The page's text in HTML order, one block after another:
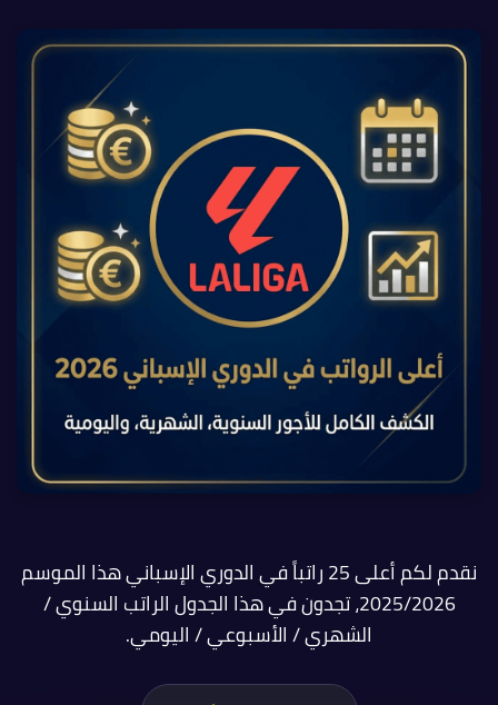
نقدم لكم أعلى 25 راتباً في الدوري الإسباني هذا الموسم
2025/2026، تجدون في هذا الجدول الراتب السنوي /
الشهري / الأسبوعي / اليومي.